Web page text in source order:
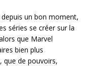
un bon moment,
séries se créer sur la
que Marvel
bien plus
que de pouvoirs,